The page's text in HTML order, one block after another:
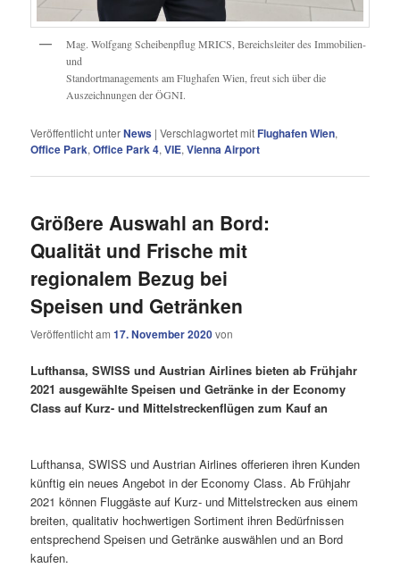
Mag. Wolfgang Scheibenpflug MRICS, Bereichsleiter des Immobilien-
und
Standortmanagements am Flughafen Wien, freut sich über die
Auszeichnungen der ÖGNI.
Veröffentlicht unterNews |Verschlagwortet mitFlughafen Wien,
Office Park,Office Park 4,VIE,Vienna Airport
Größere Auswahl an Bord:
Qualität und Frische mit
regionalem Bezug bei
Speisen und Getränken
Veröffentlicht am17. November 2020von
Lufthansa, SWISS und Austrian Airlines bieten ab Frühjahr
2021 ausgewählte Speisen und Getränke in der Economy
Class auf Kurz- und Mittelstreckenflügen zum Kauf an
Lufthansa, SWISS und Austrian Airlines offerieren ihren Kunden
künftig ein neues Angebot in der Economy Class. Ab Frühjahr
2021 können Fluggäste auf Kurz- und Mittelstrecken aus einem
breiten, qualitativ hochwertigen Sortiment ihren Bedürfnissen
entsprechend Speisen und Getränke auswählen und an Bord
kaufen.